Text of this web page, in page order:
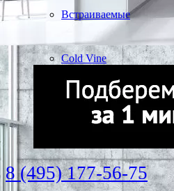
Встраиваемые
Cold Vine
8 (495) 177-56-75